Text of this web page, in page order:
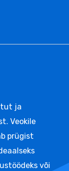
ja
Veokile
prügist
või